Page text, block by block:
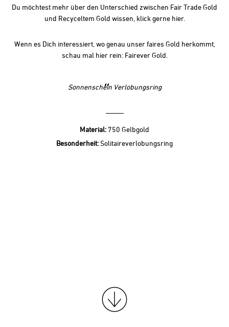
Du möchtest mehr über den Unterschied zwischen Fair Trade Gold
und Recyceltem Gold wissen, klick gernehier.
Wenn es Dich interessiert, wo genau unser faires Gold herkommt,
schau mal hier rein: Fairever Gold
Sonnenschein Verlobungsring
Material: 750 Gelbgold
Besonderheit: Solitaireverlobungsring